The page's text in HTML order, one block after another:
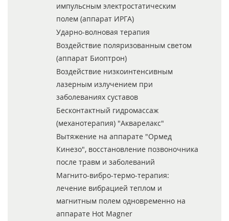
импульсным электростатическим
полем (аппарат ИРГА)
Ударно-волновая терапия
Воздействие поляризованным светом
(аппарат Биоптрон)
Воздействие низкоинтенсивным
лазерным излучением при
заболеваниях суставов
Бесконтактный гидромассаж
(механотерапия) "Акварелакс"
Вытяжение на аппарате "Ормед
Кинезо", восстановление позвоночника
после травм и заболеваний
Магнито-вибро-термо-терапия:
лечение вибрацией теплом и
магнитным полем одновременно на
аппарате Hot Magner